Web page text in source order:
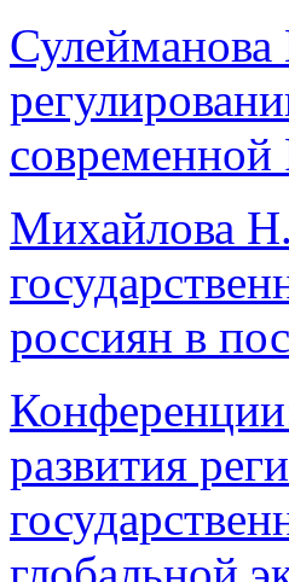
современной
Михайлова
россиян в
развития